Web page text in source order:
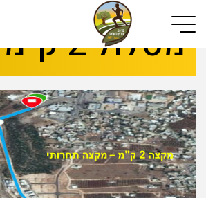
for devices with a small screen
מסלול 2 ק"מ